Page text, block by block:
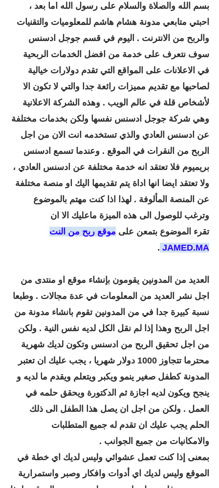
بسم الله والصلاة والسلام على رسول الله اما بعد ،
احبتي متابعي مدونة هشام هاشم للمعلوميات والتقنيات
والربح من الانترنت . اليوم في قسم جوجل ادسنس
سوف نتعرف على خدمة من افضل الخدمات الربحية
في الاعلانات على المواقع التي تقدم دولارات خيالية
لصاحبها مع تقديم مميزات رائعة جدا والتي لا تكون الا
لأشخاص قلة في عالم الويب . وهذه الشركة الاعلانية
وهي شركة جوجل ادسنس نفسها ولكن بخدمات مختلفة
عن ادسنس العادي والذي تستخدمه انت الان من اجل
الربح من النقرات في الموقع . وعندما تسمع ادسنس
بريميوم فلا تعتقد انه خدمة مختلفة عن ادسنس العادي ،
ولا تعتقد ايضا انها اداة يتم تقديمها اليك او منصة مختلفة
عن المنصة المألوفة . لهذا اذا كنت مهتم بالموضوع
وترغب للوصول الى هذه الميزة ماعليك الا ان
تقرء الموضوع بتمعن على موقع ربح من النت
JAMED.MA
.
العديد من المدونين يقومون بإنشاء موقع او منتدى من
اجل نشر العديد من المعلومات في عدة مجالات . وطبعا
نسبة كبيرة جدا في من المدونين تقوم بانشاء مدونة من
اجل الربح وهذا إذا لم نقل الكل لديه نفس النية . ولكن
من اجل تحقيق الربح من ادسنس وتكون لديك شهرية
محترما تتجاوز 1000 دولار شهريا ، يجب عليك ان تعتبر
المدونة كطفل صغير ينمو ويكبر ويتعلم ويقدم ما لديه و
ينجح ويكون لديه اجازة ثم الدكتورة ويحقق حلمه في
العمل . ولكن من اجل ان يصل هذا الطفل الى ذلك
الحلم يجب عليك ان تقدم له جميع المتطلبات
والامكانيات من جميع الجوانب .
بمعنى إذا كنت تعمل عشوائي وليس لديك اي خطة في
الموقع وليس لديك اي أدوات وافكار وصبر واستمرارية